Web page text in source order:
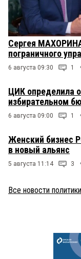
Сергея
пограничного
6 августа 09:30 1
ЦИК определила
избирательном
6 августа 09:00 1
Женский бизнес
в новый альянс
5 августа 11:14 3
Все новости политики